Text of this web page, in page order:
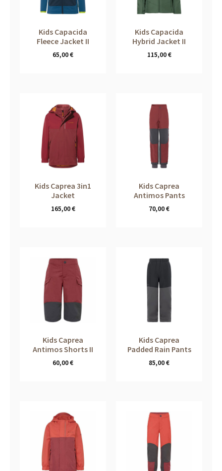
Kids Capacida
Fleece Jacket II
65,00€
Kids Capacida
Hybrid Jacket II
115,00€
Kids Caprea 3in1
Jacket
165,00€
Kids Caprea
Antimos Pants
70,00€
Kids Caprea
Antimos Shorts II
60,00€
Kids Caprea
Padded Rain Pants
85,00€